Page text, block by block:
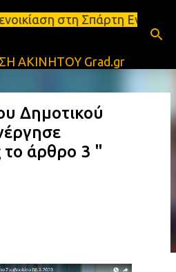
κύριο περιεχόμενο
Ενοικιάσεις
ΑΚΙΝΗΤΟΥ Grad.gr
Δημοτικού
το άρθρο 3 "